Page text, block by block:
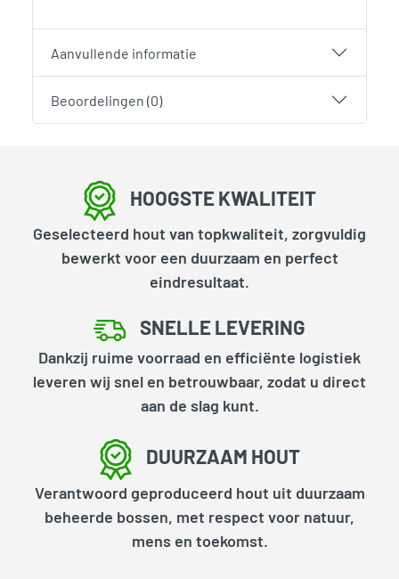
Aanvullende informatie
Beoordelingen (0)
HOOGSTE KWALITEIT
Geselecteerd hout van topkwaliteit, zorgvuldig
bewerkt voor een duurzaam en perfect
eindresultaat.
SNELLE LEVERING
Dankzij ruime voorraad en efficiënte logistiek
leveren wij snel en betrouwbaar, zodat u direct
aan de slag kunt.
DUURZAAM HOUT
Verantwoord geproduceerd hout uit duurzaam
beheerde bossen, met respect voor natuur,
mens en toekomst.